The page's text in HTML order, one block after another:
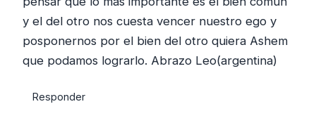
y el del otro nos cuesta vencer nuestro ego y
posponernos por el bien del otro quiera Ashem
que podamos lograrlo. Abrazo Leo(argentina)
Responder